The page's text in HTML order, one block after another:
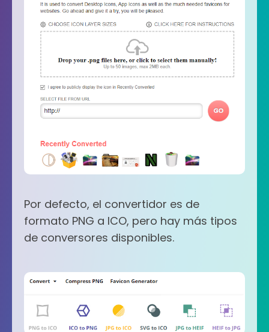
Por defecto, el convertidor es de
formato PNG a ICO, pero hay más tipos
de conversores disponibles.